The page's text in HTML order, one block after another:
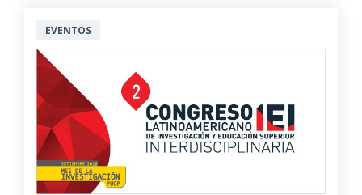
EVENTOS